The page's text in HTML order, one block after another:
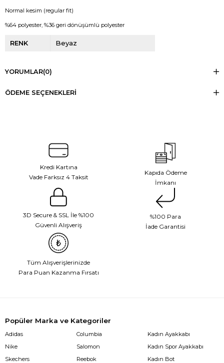
Normal kesim (regular fit)
%64 polyester, %36 geri dönüşümlü polyester
RENK Beyaz
YORUMLAR(0)
ÖDEME SEÇENEKLERI
Kredi Kartına
Vade Farksız 4 Taksit
Kapıda Ödeme
İmkanı
3D Secure & SSL İle %100
Güvenli Alışveriş
%100 Para
İade Garantisi
Tüm Alışverişlerinizde
Para Puan Kazanma Fırsatı
Popüler Marka ve Kategoriler
Adidas
Nike
Skechers
Columbia
Salomon
Reebok
Kadın Ayakkabı
Kadın Spor Ayakkabı
Kadın Bot